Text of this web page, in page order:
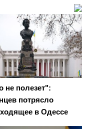
не полезет":
потрясло
в Одессе